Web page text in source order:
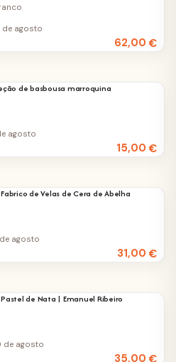
62,00€
de agosto
de basbousa marroquina
15,00€
agosto
de Velas de Cera de Abelha
31,00€
agosto
de Nata | Emanuel Ribeiro
35,00€
de agosto